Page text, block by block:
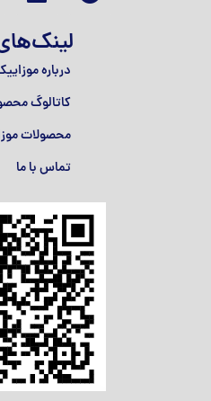
درباره
کاتالوگ
محصولات
تماس با ما